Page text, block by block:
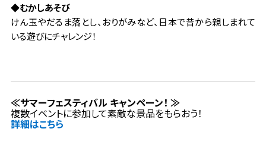
◆むかしあそび
けん玉やだるま落とし、おりがみなど、日本で昔から親しまれて
いる遊びにチャレンジ！
≪サマーフェスティバル キャンペーン！ ≫
複数イベントに参加して素敵な景品をもらおう！
詳細はこちら